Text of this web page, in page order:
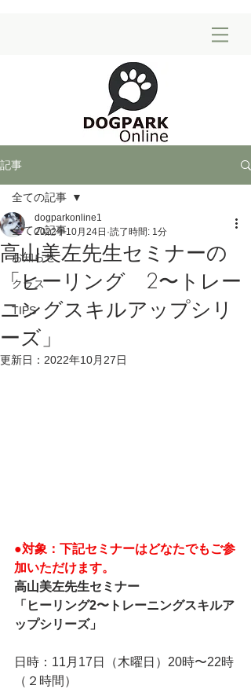
記事
全ての記事
お知らせ
クラス
TIPS
全ての記事
高山美左先生セミナーの
「ヒーリング 2〜トレー
ニングスキルアップシリ
ーズ」
dogparkonline1
2022年10月24日 読了時間: 1分
更新日： 2022年10月27日
●対象：下記セミナーはどなたでもご参
加いただけます。
高山美左先生セミナー
「ヒーリング2〜トレーニングスキルア
ップシリーズ」
日時：11月17日（木曜日）20時〜22時
（２時間）